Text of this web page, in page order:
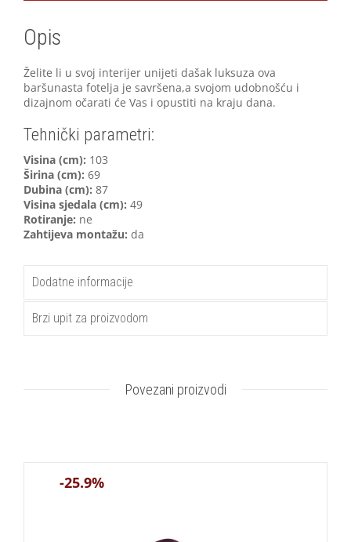
Opis
Želite li u svoj interijer unijeti dašak luksuza ova
baršunasta fotelja je savršena,a svojom udobnošću i
dizajnom očarati će Vas i opustiti na kraju dana.
Tehnički parametri:
Visina (cm): 103
Širina (cm): 69
Dubina (cm): 87
Visina sjedala (cm): 49
Rotiranje: ne
Zahtijeva montažu: da
Dodatne informacije
Brzi upit za proizvodom
Povezani proizvodi
-25.9%